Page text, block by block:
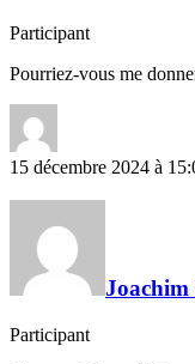
Participant
Pourriez-vous me
15 décembre 2024 à
Joachim
Participant